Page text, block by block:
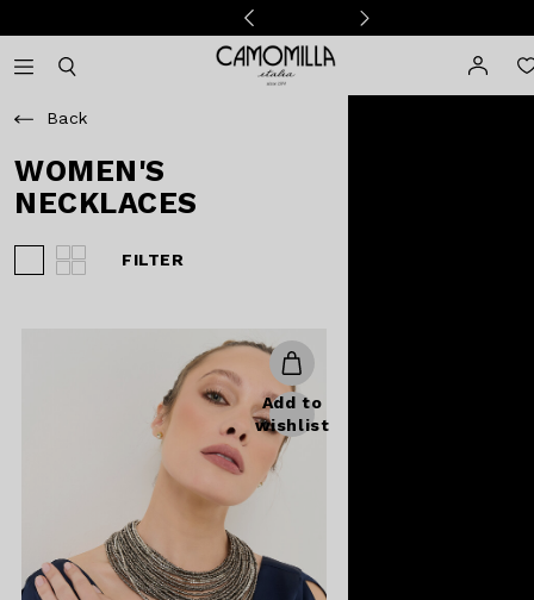
Camomilla Italia®
Back
WOMEN'S
NECKLACES
FILTER
Add to
wishlist